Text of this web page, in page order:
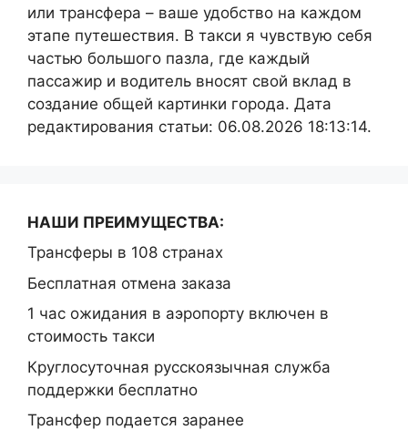
или трансфера – ваше удобство на каждом
этапе путешествия. В такси я чувствую себя
частью большого пазла, где каждый
пассажир и водитель вносят свой вклад в
создание общей картинки города. Дата
редактирования статьи: 06.08.2026 18:13:14.
НАШИ ПРЕИМУЩЕСТВА:
Трансферы в 108 странах
Бесплатная отмена заказа
1 час ожидания в аэропорту включен в
стоимость такси
Круглосуточная русскоязычная служба
поддержки бесплатно
Трансфер подается заранее